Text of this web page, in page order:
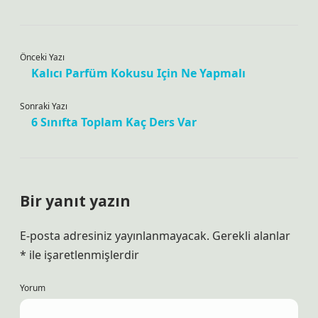
Önceki Yazı
Kalıcı Parfüm Kokusu Için Ne Yapmalı
Sonraki Yazı
6 Sınıfta Toplam Kaç Ders Var
Bir yanıt yazın
E-posta adresiniz yayınlanmayacak. Gerekli alanlar
* ile işaretlenmişlerdir
Yorum